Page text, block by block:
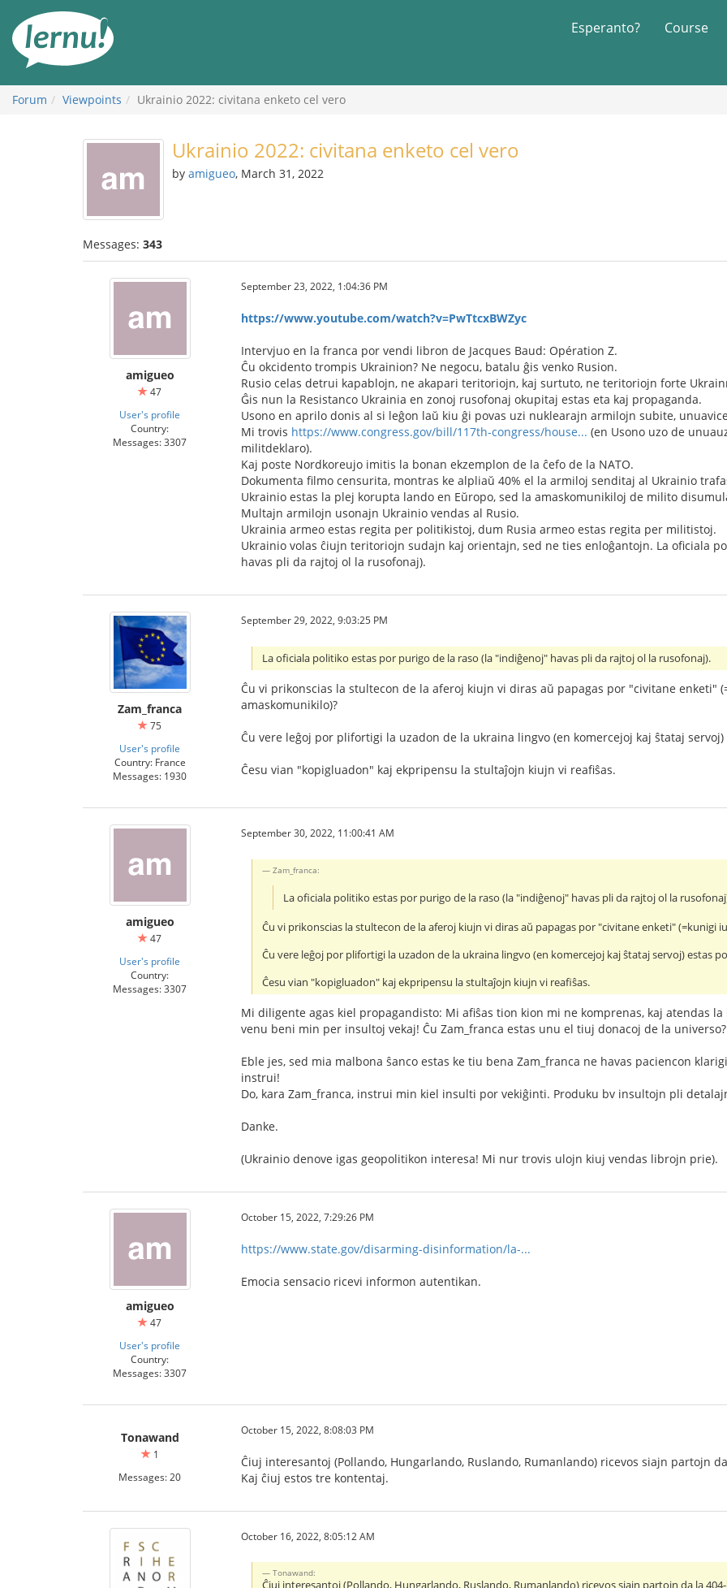
the
content
Esperanto? Course
Forum Viewpoints Ukrainio 2022: civitana enketo cel vero
Ukrainio 2022: civitana enketo cel vero
by amigueo, March 31, 2022
Messages: 343
amigueo
47
User's profile
Country:
Messages: 3307
September 23, 2022, 1:04:36 PM
https://www.youtube.com/watch?v=PwTtcxBWZyc
Intervjuo en la franca por vendi libron de Jacques Baud: Opération Z.
Ĉu okcidento trompis Ukrainion? Ne negocu, batalu ĝis venko Rusion.
Rusio celas detrui kapablojn, ne akapari teritoriojn, kaj surtuto, ne teritoriojn forte
Ĝis nun la Resistanco Ukrainia en zonoj rusofonaj okupitaj estas eta kaj propaganda.
Usono en aprilo donis al si leĝon laŭ kiu ĝi povas uzi nuklearajn armilojn subite,
Mi trovis https://www.congress.gov/bill/117th-congress/house... (en Usono uzo de
militdeklaro).
Kaj poste Nordkoreujo imitis la bonan ekzemplon de la ĉefo de la NATO.
Dokumenta filmo censurita, montras ke alpliaŭ 40% el la armiloj senditaj al Ukrainio
Ukrainio estas la plej korupta lando en Eŭropo, sed la amaskomunikiloj de milito
Multajn armilojn usonajn Ukrainio vendas al Rusio.
Ukrainia armeo estas regita per politikistoj, dum Rusia armeo estas regita per militistoj.
Ukrainio volas ĉiujn teritoriojn sudajn kaj orientajn, sed ne ties enloĝantojn. La oficiala
havas pli da rajtoj ol la rusofonaj).
Zam_franca
75
User's profile
Country: France
Messages: 1930
September 29, 2022, 9:03:25 PM
La oficiala politiko estas por purigo de la raso (la "indiĝenoj" havas pli da rajtoj ol la rusofonaj).
Ĉu vi prikonscias la stultecon de la aferoj kiujn vi diras aŭ papagas por "civitane enketi"
amaskomunikilo)?
Ĉu vere leĝoj por plifortigi la uzadon de la ukraina lingvo (en komercejoj kaj ŝtataj
Ĉesu vian "kopigluadon" kaj ekpripensu la stultaĵojn kiujn vi reafiŝas.
amigueo
47
User's profile
Country:
Messages: 3307
September 30, 2022, 11:00:41 AM
Zam_franca:
La oficiala politiko estas por purigo de la raso (la "indiĝenoj" havas pli da rajtoj ol la
Ĉu vi prikonscias la stultecon de la aferoj kiujn vi diras aŭ papagas por "civitane enketi" (=kunigi
Ĉu vere leĝoj por plifortigi la uzadon de la ukraina lingvo (en komercejoj kaj ŝtataj servoj) estas
Ĉesu vian "kopigluadon" kaj ekpripensu la stultaĵojn kiujn vi reafiŝas.
Mi diligente agas kiel propagandisto: Mi afiŝas tion kion mi ne komprenas, kaj atendas
venu beni min per insultoj vekaj! Ĉu Zam_franca estas unu el tiuj donacoj de la universo?
Eble jes, sed mia malbona ŝanco estas ke tiu bena Zam_franca ne havas paciencon
instrui!
Do, kara Zam_franca, instrui min kiel insulti por vekiĝinti. Produku bv insultojn pli
Danke.
(Ukrainio denove igas geopolitikon interesa! Mi nur trovis ulojn kiuj vendas librojn prie).
amigueo
47
User's profile
Country:
Messages: 3307
October 15, 2022, 7:29:26 PM
https://www.state.gov/disarming-disinformation/la-...
Emocia sensacio ricevi informon autentikan.
Tonawand
1
Messages: 20
October 15, 2022, 8:08:03 PM
Ĉiuj interesantoj (Pollando, Hungarlando, Ruslando, Rumanlando) ricevos siajn partojn
Kaj ĉiuj estos tre kontentaj.
October 16, 2022, 8:05:12 AM
Tonawand: